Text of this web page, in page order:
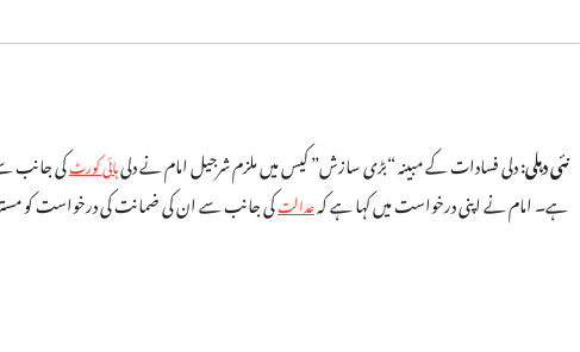
نئی دہلی:دلی فسادات کے مبینہ “بڑی سازش” کیس میں ملزم شرجیل امام نے دلیہائی کورٹکی جانب
ہے۔ امام نے اپنی درخواست میں کہا ہے کہعدالتکی جانب سے ان کی ضمانت کی درخواست کو